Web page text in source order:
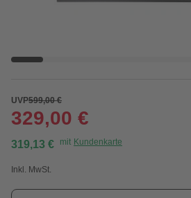
UVP599,00 €
329,00 €
319,13 € mit Kundenkarte
Inkl. MwSt.